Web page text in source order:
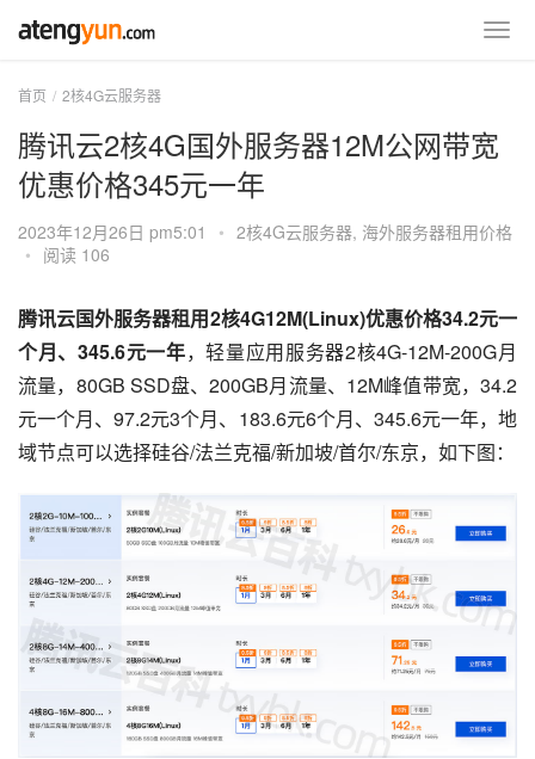
首页 2核4G云服务器
腾讯云2核4G国外服务器12M公网带宽
优惠价格345元一年
2023年12月26日 pm5:01 • 2核4G云服务器, 海外服务器租用价格
• 阅读 106
腾讯云国外服务器租用2核4G12M(Linux)优惠价格34.2元一
个月、345.6元一年，轻量应用服务器2核4G-12M-200G月
流量，80GB SSD盘、200GB月流量、12M峰值带宽，34.2
元一个月、97.2元3个月、183.6元6个月、345.6元一年，地
域节点可以选择硅谷/法兰克福/新加坡/首尔/东京，如下图：